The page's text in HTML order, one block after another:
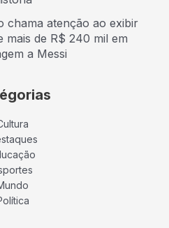
chama atenção ao exibir
mais de R$ 240 mil em
a Messi